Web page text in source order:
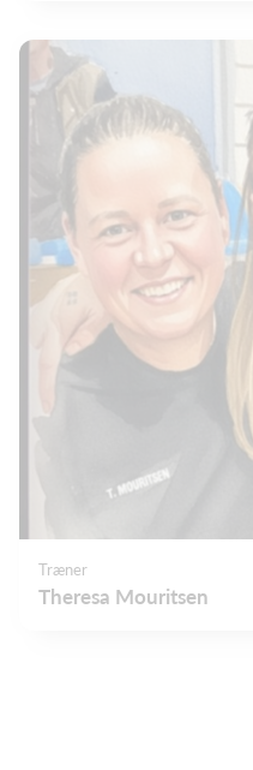
Træner
Theresa Mouritsen